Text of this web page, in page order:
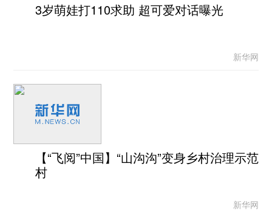
3岁萌娃打110求助 超可爱对话曝光
新华网
【“飞阅”中国】“山沟沟”变身乡村治理示范
村
新华网